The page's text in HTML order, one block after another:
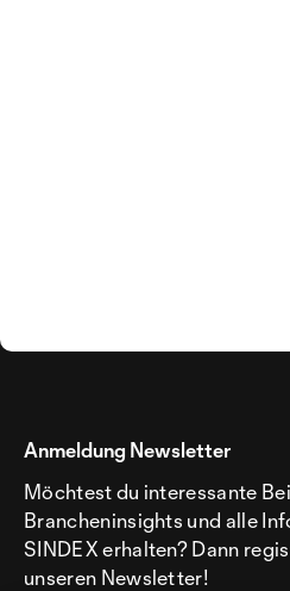
Anmeldung Newsletter
Möchtest du interessante
Brancheninsights und alle
SINDEX erhalten? Dann
unseren Newsletter!